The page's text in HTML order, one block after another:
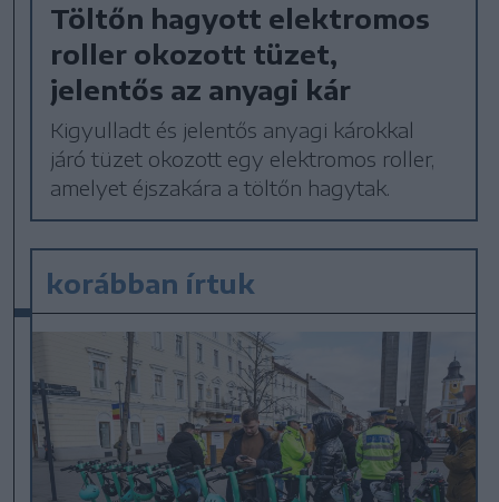
Töltőn hagyott elektromos
roller okozott tüzet,
jelentős az anyagi kár
Kigyulladt és jelentős anyagi károkkal
járó tüzet okozott egy elektromos roller,
amelyet éjszakára a töltőn hagytak.
korábban írtuk